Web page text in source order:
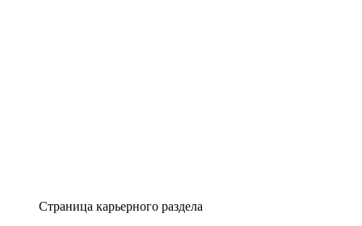
Страница карьерного раздела